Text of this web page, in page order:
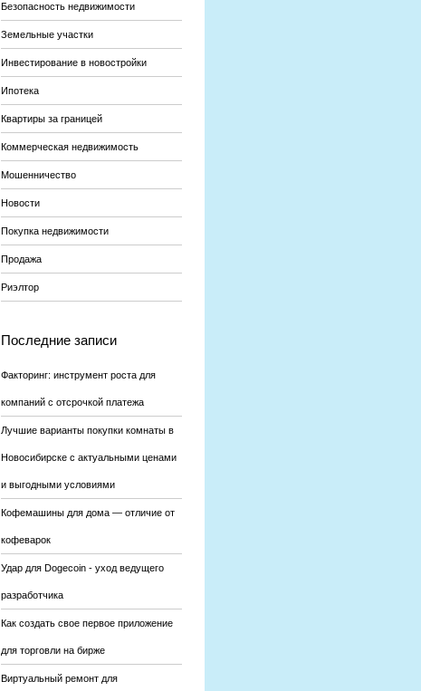
Безопасность недвижимости
Земельные участки
Инвестирование в новостройки
Ипотека
Квартиры за границей
Коммерческая недвижимость
Мошенничество
Новости
Покупка недвижимости
Продажа
Риэлтор
Последние записи
Факторинг: инструмент роста для
компаний с отсрочкой платежа
Лучшие варианты покупки комнаты в
Новосибирске с актуальными ценами
и выгодными условиями
Кофемашины для дома — отличие от
кофеварок
Удар для Dogecoin - уход ведущего
разработчика
Как создать свое первое приложение
для торговли на бирже
Виртуальный ремонт для